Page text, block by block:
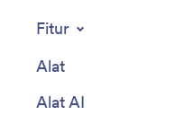
Fitur
Alat
Alat AI